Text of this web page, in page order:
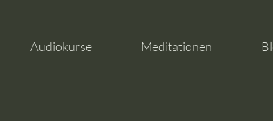
Audiokurse Meditationen